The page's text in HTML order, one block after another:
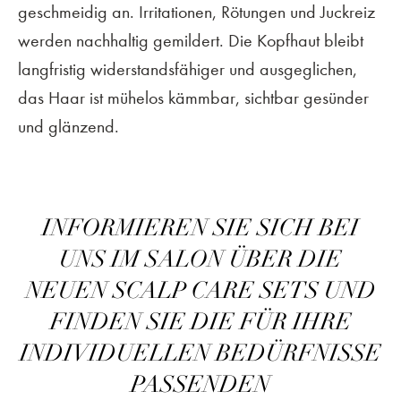
geschmeidig an. Irritationen, Rötungen und Juckreiz
werden nachhaltig gemildert. Die Kopfhaut bleibt
langfristig widerstandsfähiger und ausgeglichen,
das Haar ist mühelos kämmbar, sichtbar gesünder
und glänzend.
INFORMIEREN SIE SICH BEI
UNS IM SALON ÜBER DIE
NEUEN SCALP CARE SETS UND
FINDEN SIE DIE FÜR IHRE
INDIVIDUELLEN BEDÜRFNISSE
PASSENDEN